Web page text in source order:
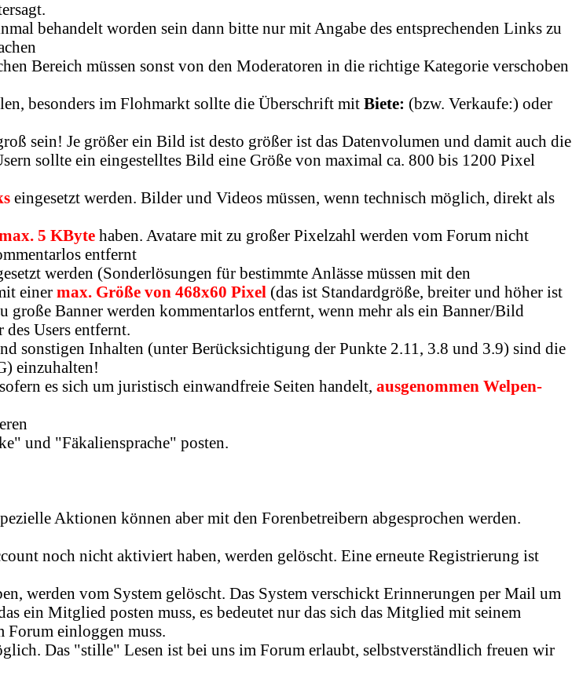
behandelt worden sein dann bitte nur mit Angabe des entsprechenden Links zu
Bereich müssen sonst von den Moderatoren in die richtige Kategorie verschoben
besonders im Flohmarkt sollte die Überschrift mit Biete: (bzw. Verkaufe:) oder
sein! Je größer ein Bild ist desto größer ist das Datenvolumen und damit auch die
sollte ein eingestelltes Bild eine Größe von maximal ca. 800 bis 1200 Pixel
eingesetzt werden. Bilder und Videos müssen, wenn technisch möglich, direkt als
5 KByte haben. Avatare mit zu großer Pixelzahl werden vom Forum nicht
entfernt
werden (Sonderlösungen für bestimmte Anlässe müssen mit den
einer max. Größe von 468x60 Pixel (das ist Standardgröße, breiter und höher ist
große Banner werden kommentarlos entfernt, wenn mehr als ein Banner/Bild
Users entfernt.
sonstigen Inhalten (unter Berücksichtigung der Punkte 2.11, 3.8 und 3.9) sind die
einzuhalten!
es sich um juristisch einwandfreie Seiten handelt, ausgenommen Welpen-
und "Fäkaliensprache" posten.
Aktionen können aber mit den Forenbetreibern abgesprochen werden.
noch nicht aktiviert haben, werden gelöscht. Eine erneute Registrierung ist
werden vom System gelöscht. Das System verschickt Erinnerungen per Mail um
ein Mitglied posten muss, es bedeutet nur das sich das Mitglied mit seinem
Forum einloggen muss.
Das "stille" Lesen ist bei uns im Forum erlaubt, selbstverständlich freuen wir